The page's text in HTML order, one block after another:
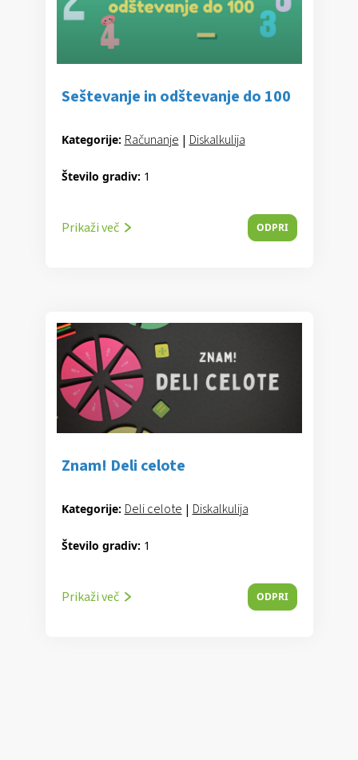
Seštevanje in odštevanje do 100
Kategorije: Računanje | Diskalkulija
Število gradiv: 1
Prikaži več ODPRI
Znam! Deli celote
Kategorije: Deli celote | Diskalkulija
Število gradiv: 1
Prikaži več ODPRI